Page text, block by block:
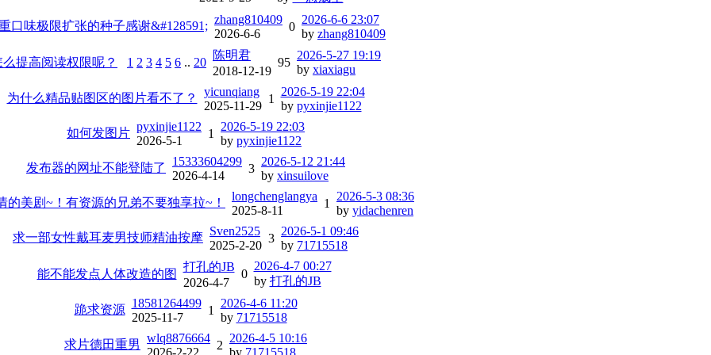
口味极限扩张的种子感谢&#128591; zhang810409
2026-6-6
0
2026-6-6 23:07
by zhang810409
么提高阅读权限呢？ 1 2 3 4 5 6 .. 20
陈明君
2018-12-19
95
2026-5-27 19:19
by xiaxiagu
为什么精品贴图区的图片看不了？
yicunqiang
2025-11-29
1
2026-5-19 22:04
by pyxinjie1122
如何发图片 pyxinjie1122
2026-5-1
1
2026-5-19 22:03
by pyxinjie1122
发布器的网址不能登陆了
15333604299
2026-4-14
3
2026-5-12 21:44
by xinsuilove
的美剧~！有资源的兄弟不要独享拉~！
longchenglangya
2025-8-11
1
2026-5-3 08:36
by yidachenren
求一部女性戴耳麦男技师精油按摩 Sven2525
2025-2-20
3
2026-5-1 09:46
by 71715518
能不能发点人体改造的图
打孔的JB
2026-4-7
0
2026-4-7 00:27
by 打孔的JB
跪求资源 18581264499
2025-11-7
1
2026-4-6 11:20
by 71715518
求片德田重男 wlq8876664
2026-2-22
2
2026-4-5 10:16
by 71715518